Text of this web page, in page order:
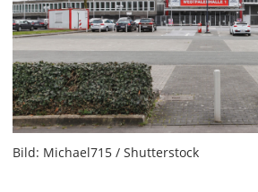
Bild: Michael715 / Shutterstock